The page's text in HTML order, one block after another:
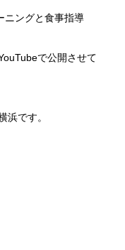
ニングと食事指導
で公開させて
浜です。